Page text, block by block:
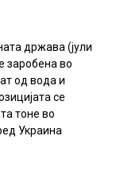
држава (јули
заробена во
од вода и
се
тоне во
Украина